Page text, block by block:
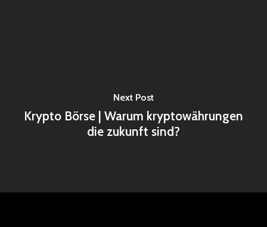
Next Post
Krypto Börse | Warum kryptowährungen
die zukunft sind?